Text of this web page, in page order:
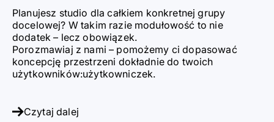
Planujesz studio dla całkiem konkretnej grupy
docelowej? W takim razie modułowość to nie
dodatek– lecz obowiązek.
Porozmawiaj z nami– pomożemy ci dopasować
koncepcję przestrzeni dokładnie do twoich
użytkowników:użytkowniczek.
Czytaj dalej